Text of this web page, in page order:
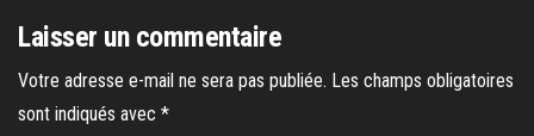
Laisser un commentaire
Votre adresse e-mail ne sera pas publiée. Les champs obligatoires
sont indiqués avec *